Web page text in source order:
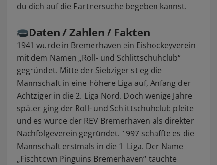
du dich auf die Partnersuche begeben kannst.
Daten / Zahlen / Fakten
1941 wurde in Bremerhaven ein Eishockeyverein
mit dem Namen „Roll- und Schlittschuhclub“
gegründet. Mitte der Siebziger stieg die
Mannschaft in eine höhere Liga auf, Anfang der
Achtziger in die 2. Liga Nord. Doch wenige Jahre
später ging der Roll- und Schlittschuhclub pleite
und es wurde der REV Bremerhaven als direkter
Nachfolgeverein gegründet. 1997 schaffte es die
Mannschaft erstmals in die 1. Liga. Der Name
„Fischtown Pinguins Bremerhaven“ tauchte